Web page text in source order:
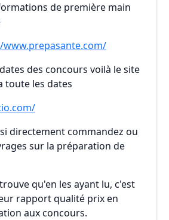
de première main
des concours voilà le site
toute les dates
directement commandez ou
sur la préparation de
qu'en les ayant lu, c'est
rapport qualité prix en
aux concours.